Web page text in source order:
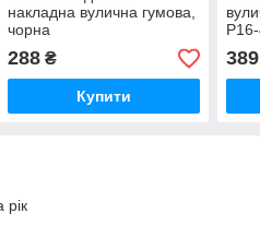
накладна вулична гумова,
чорна
288₴
Купити
389
рік